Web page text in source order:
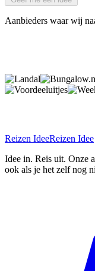
Aanbieders waar wij
Reizen IdeeReizen Idee
Idee in. Reis uit. Onze
ook als je het zelf nog